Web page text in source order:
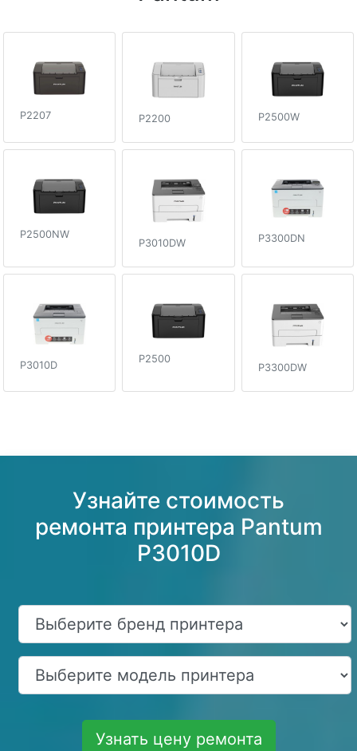
P2207 P2200 P2500W
P2500NW
P3010DW P3300DN
P3010D
P2500
P3300DW
Узнайте стоимость
ремонта принтера Pantum
P3010D
Узнать цену ремонта